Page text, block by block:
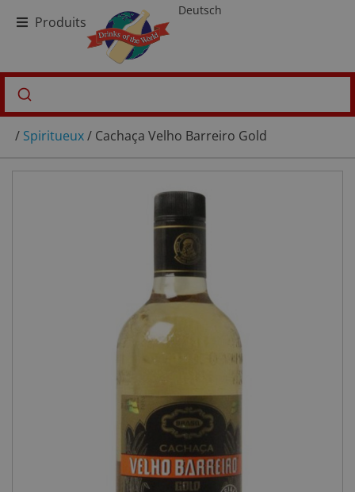
Produits
Deutsch
/ Spiritueux/ Cachaça Velho Barreiro Gold